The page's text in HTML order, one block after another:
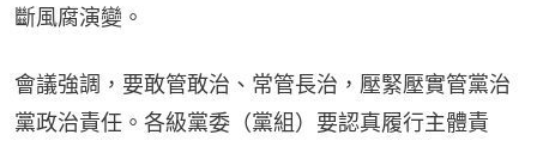
斷風腐演變。
會議強調，要敢管敢治、常管長治，壓緊壓實管黨治
黨政治責任。各級黨委（黨組）要認真履行主體責